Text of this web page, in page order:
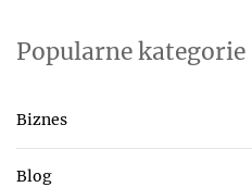
Popularne kategorie
Biznes
Blog